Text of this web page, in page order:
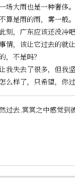
场大雨也是一种奢侈
算是雨的雨，雾一般
刻，广东应该还没冷
情，该让它过去的就
，不是吗？
我失去了很多，但我
么样了，只希望，你
过去.冥冥之中感觉到